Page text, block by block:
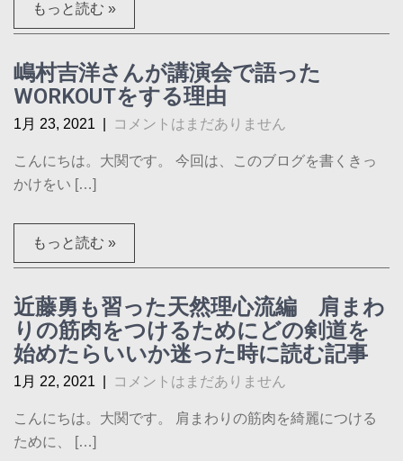
もっと読む »
嶋村吉洋さんが講演会で語った
WORKOUTをする理由
1月 23, 2021 コメントはまだありません
こんにちは。大関です。 今回は、このブログを書くきっ
かけをい […]
もっと読む »
近藤勇も習った天然理心流編 肩まわ
りの筋肉をつけるためにどの剣道を
始めたらいいか迷った時に読む記事
1月 22, 2021 コメントはまだありません
こんにちは。大関です。 肩まわりの筋肉を綺麗につける
ために、 […]